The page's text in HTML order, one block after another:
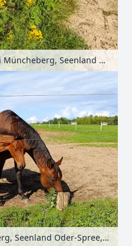
Wiesenweg mit Rainfarn bei Müncheberg, Seenland Oder-Spree, Brandenburg, Deutschland
Pferdekoppel bei Müncheberg, Seenland Oder-Spree, Brandenburg, Deutschland